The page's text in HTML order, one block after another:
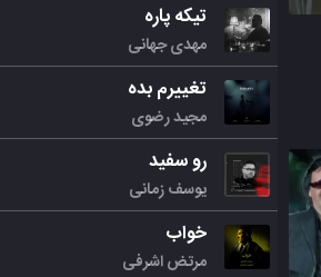
تیکه پاره
مهدی جهانی
تغییرم بده
مجید رضوی
رو سفید
یوسف زمانی
خواب
مرتض اشرفی